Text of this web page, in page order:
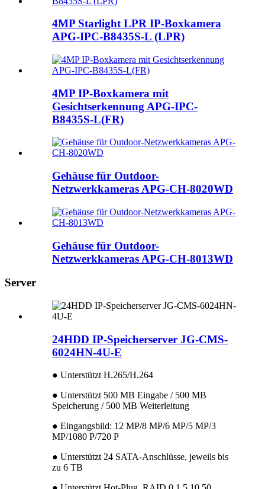
4MP Starlight LPR IP-Boxkamera
APG-IPC-B8435S-L (LPR)
4MP IP-Boxkamera mit
Gesichtserkennung APG-IPC-
B8435S-L(FR)
Gehäuse für Outdoor-
Netzwerkkameras APG-CH-8020WD
Gehäuse für Outdoor-
Netzwerkkameras APG-CH-8013WD
Server
24HDD IP-Speicherserver JG-CMS-
6024HN-4U-E
● Unterstützt H.265/H.264
● Unterstützt 500 MB Eingabe / 500 MB
Speicherung / 500 MB Weiterleitung
● Eingangsbild: 12 MP/8 MP/6 MP/5 MP/3
MP/1080 P/720 P
● Unterstützt 24 SATA-Anschlüsse, jeweils bis
zu 6 TB